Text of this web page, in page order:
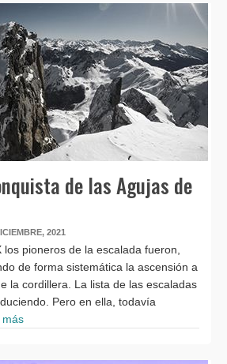
de las Agujas de
2021
los pioneros de la escalada fueron,
de forma sistemática la ascensión a
la cordillera. La lista de las escaladas
Pero en ella, todavía
más